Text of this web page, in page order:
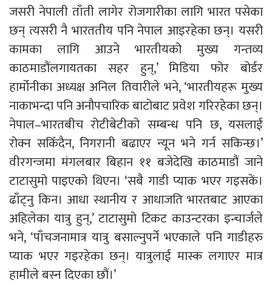
जसरी नेपाली ताँती लागेर रोजगारीका लागि भारत पसेका
छन् त्यसरी नै भारततीय पनि नेपाल आइरहेका छन्। यसरी
कामका लागि आउने भारतीयको मुख्य गन्तव्य
काठमाडौंलगायतका सहर हुन्,’ मिडिया फोर बोर्डर
हार्मोनीका अध्यक्ष अनिल तिवारीले भने, ‘भारतीयहरू मुख्य
नाकाभन्दा पनि अनौपचारिक बाटोबाट प्रवेश गरिरहेका छन्।
नेपाल–भारतबीच रोटीबेटीको सम्बन्ध पनि छ, यसलाई
रोक्न सकिँदैन, निगरानी बढाएर न्यून भने गर्न सकिन्छ।’
वीरगन्जमा मंगलबार बिहान ११ बजेदेखि काठमाडौं जाने
टाटासुमो पाइएको थिएन। ‘सबै गाडी प्याक भएर गइसकें।
ढाँट्नु किन। आधा स्थानीय र आधाजति भारतबाट आएका
अहिलेका यात्रु हुन्,’ टाटासुमो टिकट काउन्टरका इन्चार्जले
भने, ‘पाँचजनामात्र यात्रु बसाल्नुपर्ने भएकाले पनि गाडीहरु
प्याक भएर गइरहेका छन्। यात्रुलाई मास्क लगाएर मात्र
हामीले बस्न दिएका छौं।’